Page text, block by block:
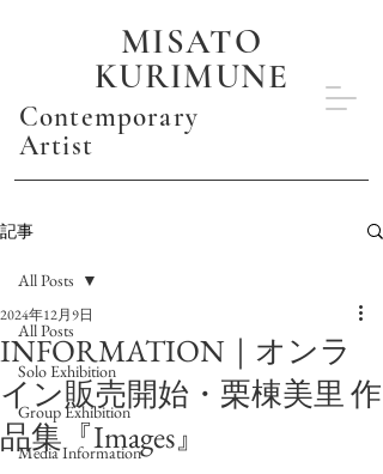
MISATO
KURIMUNE
Contemporary
Artist
記事
All Posts
Solo Exhibition
Group Exhibition
Media Information
All Posts
INFORMATION｜オンラ
イン販売開始・栗棟美里 作
品集『Images』
2024年12月9日